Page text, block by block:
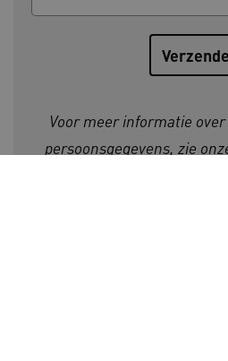
Voor meer informatie
persoonsgegevens, zie